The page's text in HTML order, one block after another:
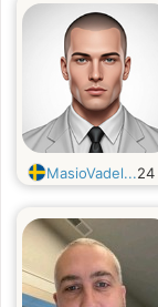
MasioVadel...24